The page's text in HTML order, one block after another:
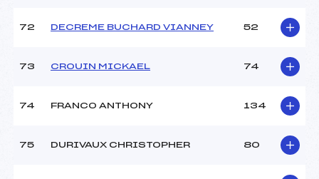
72 DECREME BUCHARD VIANNEY 52
73 CROUIN MICKAEL 74
74 FRANCO ANTHONY 134
75 DURIVAUX CHRISTOPHER 80